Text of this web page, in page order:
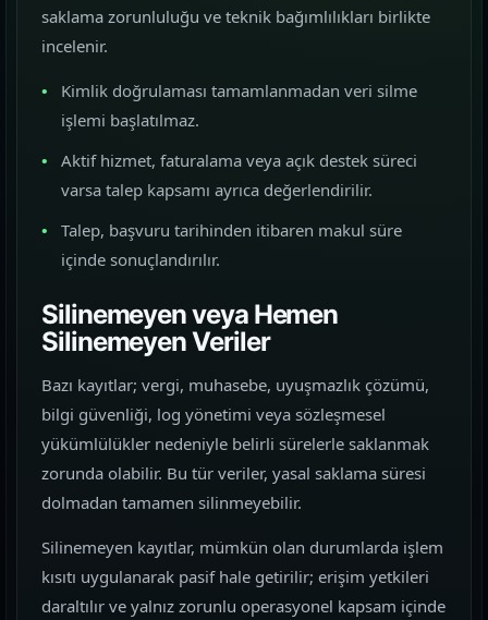
Temalar
Kurulum, içerik ve teslim kapsamını daha net
görün.
05 Referanslar
kurulduğunu inceleyin.
06
İhtiyacınıza göre kapsam, demo ve teslim
planını netleştirelim.
saklama zorunluluğu ve teknik bağımlılıkları birlikte
incelenir.
Kimlik doğrulaması tamamlanmadan veri silme
işlemi başlatılmaz.
Aktif hizmet, faturalama veya açık destek süreci
varsa talep kapsamı ayrıca değerlendirilir.
Talep, başvuru tarihinden itibaren makul süre
içinde sonuçlandırılır.
Silinemeyen veya Hemen
Silinemeyen Veriler
Bazı kayıtlar; vergi, muhasebe, uyuşmazlık çözümü,
bilgi güvenliği, log yönetimi veya sözleşmesel
yükümlülükler nedeniyle belirli sürelerle saklanmak
zorunda olabilir. Bu tür veriler, yasal saklama süresi
dolmadan tamamen silinmeyebilir.
Silinemeyen kayıtlar, mümkün olan durumlarda işlem
kısıtı uygulanarak pasif hale getirilir; erişim yetkileri
daraltılır ve yalnız zorunlu operasyonel kapsam içinde